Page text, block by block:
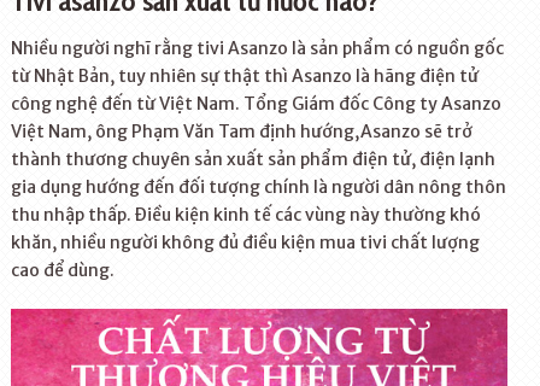
Nhiều người nghĩ rằng tivi Asanzo là sản phẩm có nguồn gốc
từ Nhật Bản, tuy nhiên sự thật thì Asanzo là hãng điện tử
công nghệ đến từ Việt Nam. Tổng Giám đốc Công ty Asanzo
Việt Nam, ông Phạm Văn Tam định hướng,Asanzo sẽ trở
thành thương chuyên sản xuất sản phẩm điện tử, điện lạnh
gia dụng hướng đến đối tượng chính là người dân nông thôn
thu nhập thấp. Điều kiện kinh tế các vùng này thường khó
khăn, nhiều người không đủ điều kiện mua tivi chất lượng
cao để dùng.